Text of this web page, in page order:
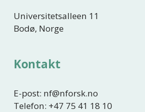
Universitetsalleen 11
Bodø, Norge
Kontakt
E-post: nf@nforsk.no
Telefon: +47 75 41 18 10